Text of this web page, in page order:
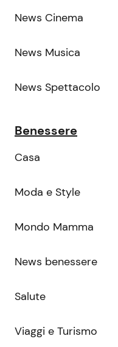
News Cinema
News Musica
News Spettacolo
Benessere
Casa
Moda e Style
Mondo Mamma
News benessere
Salute
Viaggi e Turismo